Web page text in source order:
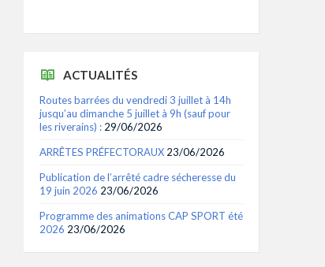
ACTUALITÉS
Routes barrées du vendredi 3 juillet à 14h
jusqu’au dimanche 5 juillet à 9h (sauf pour
les riverains) : 29/06/2026
ARRÊTES PRÉFECTORAUX 23/06/2026
Publication de l’arrêté cadre sécheresse du
19 juin 2026 23/06/2026
Programme des animations CAP SPORT été
2026 23/06/2026